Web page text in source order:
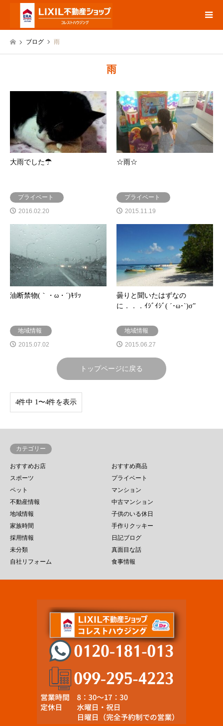
ブログ 雨
雨
大雨でした☂
プライベート
2016.02.20
☆雨☆
プライベート
2015.11.19
油断禁物(｀・ω・´)ｷﾘｯ
地域情報
2015.07.02
曇りと聞いたはずなの
に．．．ｲｼﾞｲｼﾞ( ´･ω･`)σ”
地域情報
2015.06.27
トップページに戻る
4件中 1〜4件を表示
カテゴリー
おすすめお店
おすすめ商品
スポーツ
プライベート
ペット
マンション
不動産情報
中古マンション
地域情報
子供のいる休日
家族時間
手作りクッキー
採用情報
日記ブログ
未分類
真面目な話
自社リフォーム
食事情報